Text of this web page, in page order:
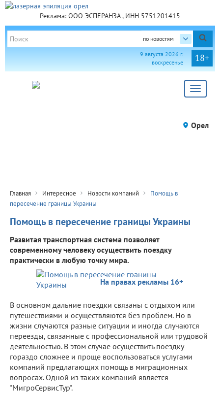
Реклама: ООО ЭСПЕРАНЗА , ИНН 5751201415
по новостям
18+
9 августа 2026 г.
воскресенье
Toggle
Орел
Главная Интересное Новости компаний
Помощь в
пересечение границы Украины
Помощь в пересечение границы Украины
Развитая транспортная система позволяет
современному человеку осуществить поездку
практически в любую точку мира.
На правах рекламы 16+
В основном дальние поездки связаны с отдыхом или
путешествиями и осуществляются без проблем. Но в
жизни случаются разные ситуации и иногда случаются
переезды, связанные с профессиональной или трудовой
деятельностью. В этом случае осуществить поездку
гораздо сложнее и проще воспользоваться услугами
компаний предлагающих помощь в миграционных
вопросах. Одной из таких компаний является
"МигроСервисТур".